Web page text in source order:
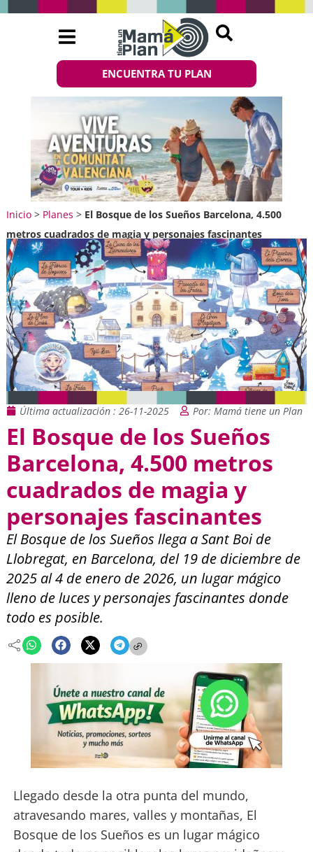
ENCUENTRA TU PLAN
Inicio> Planes > El Bosque de los Sueños Barcelona, 4.500
metros cuadrados de magia y personajes fascinantes
Última actualización : 26-11-2025 Por: Mamá tiene un Plan
El Bosque de los Sueños
Barcelona, 4.500 metros
cuadrados de magia y
personajes fascinantes
El Bosque de los Sueños llega a Sant Boi de
Llobregat, en Barcelona, del 19 de diciembre de
2025 al 4 de enero de 2026, un lugar mágico
lleno de luces y personajes fascinantes donde
todo es posible.
Llegado desde la otra punta del mundo,
atravesando mares, valles y montañas, El
Bosque de los Sueños es un lugar mágico